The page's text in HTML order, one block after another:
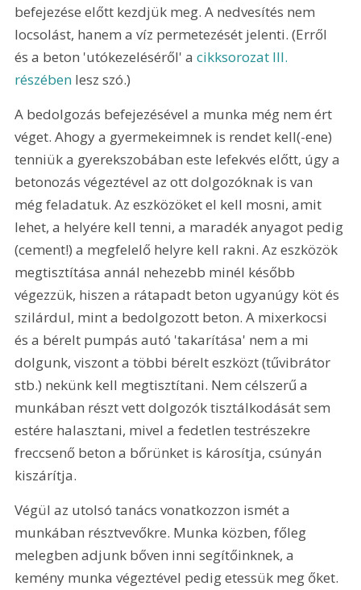
befejezése előtt kezdjük meg. A nedvesítés nem
locsolást, hanem a víz permetezését jelenti. (Erről
és a beton 'utókezeléséről' a cikksorozat III.
részében lesz szó.)
A bedolgozás befejezésével a munka még nem ért
véget. Ahogy a gyermekeimnek is rendet kell(-ene)
tenniük a gyerekszobában este lefekvés előtt, úgy a
betonozás végeztével az ott dolgozóknak is van
még feladatuk. Az eszközöket el kell mosni, amit
lehet, a helyére kell tenni, a maradék anyagot pedig
(cement!) a megfelelő helyre kell rakni. Az eszközök
megtisztítása annál nehezebb minél később
végezzük, hiszen a rátapadt beton ugyanúgy köt és
szilárdul, mint a bedolgozott beton. A mixerkocsi
és a bérelt pumpás autó 'takarítása' nem a mi
dolgunk, viszont a többi bérelt eszközt (tűvibrátor
stb.) nekünk kell megtisztítani. Nem célszerű a
munkában részt vett dolgozók tisztálkodását sem
estére halasztani, mivel a fedetlen testrészekre
freccsenő beton a bőrünket is károsítja, csúnyán
kiszárítja.
Végül az utolsó tanács vonatkozzon ismét a
munkában résztvevőkre. Munka közben, főleg
melegben adjunk bőven inni segítőinknek, a
kemény munka végeztével pedig etessük meg őket.